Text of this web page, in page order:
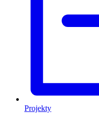
Projekty